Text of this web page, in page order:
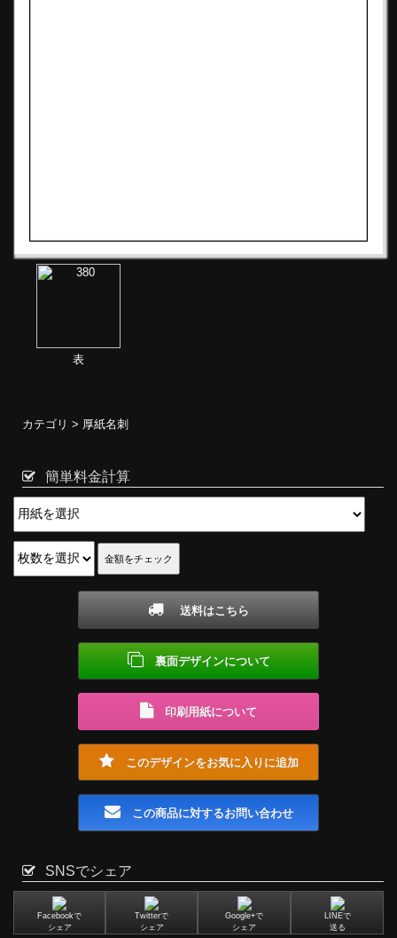
表
カテゴリ > 厚紙名刺
簡単料金計算
送料はこちら
裏面デザインについて
印刷用紙について
このデザインをお気に入りに追加
この商品に対するお問い合わせ
SNSでシェア
Facebookで
シェア
Twitterで
シェア
Google+で
シェア
LINEで
送る